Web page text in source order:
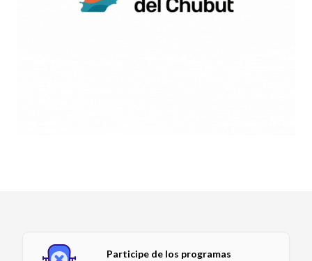
Participe de los programas